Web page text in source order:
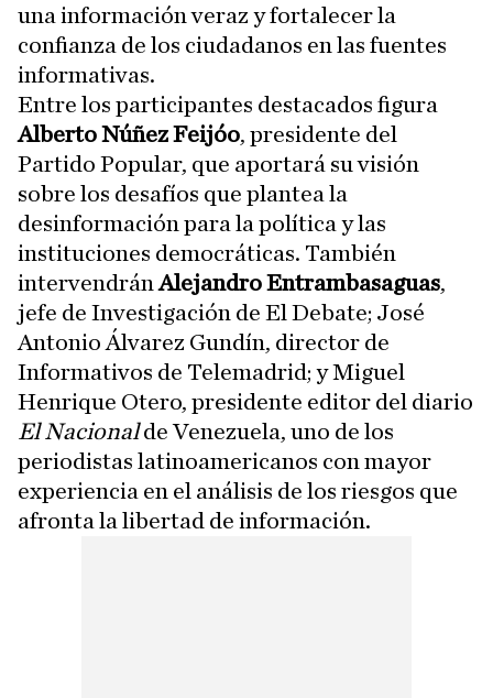
una información veraz y fortalecer la
confianza de los ciudadanos en las fuentes
informativas.
Entre los participantes destacados figura
Alberto Núñez Feijóo, presidente del
Partido Popular, que aportará su visión
sobre los desafíos que plantea la
desinformación para la política y las
instituciones democráticas. También
intervendránAlejandro Entrambasaguas,
jefe de Investigación de El Debate; José
Antonio Álvarez Gundín, director de
Informativos de Telemadrid; y Miguel
Henrique Otero, presidente editor del diario
El Nacionalde Venezuela, uno de los
periodistas latinoamericanos con mayor
experiencia en el análisis de los riesgos que
afronta la libertad de información.